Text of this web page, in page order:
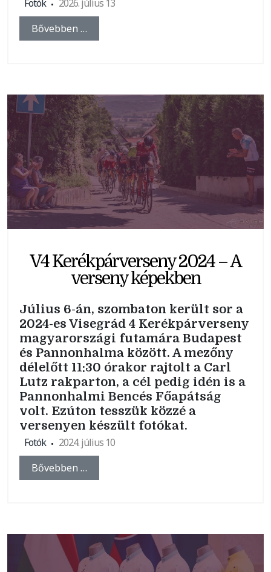
Fotók
2026. július 13
Bővebben …
V4 Kerékpárverseny 2024 – A
verseny képekben
Július 6-án, szombaton került sor a
2024-es Visegrád 4 Kerékpárverseny
magyarországi futamára Budapest
és Pannonhalma között. A mezőny
délelőtt 11:30 órakor rajtolt a Carl
Lutz rakparton, a cél pedig idén is a
Pannonhalmi Bencés Főapátság
volt. Ezúton tesszük közzé a
versenyen készült fotókat.
Fotók
2024. július 10
Bővebben …